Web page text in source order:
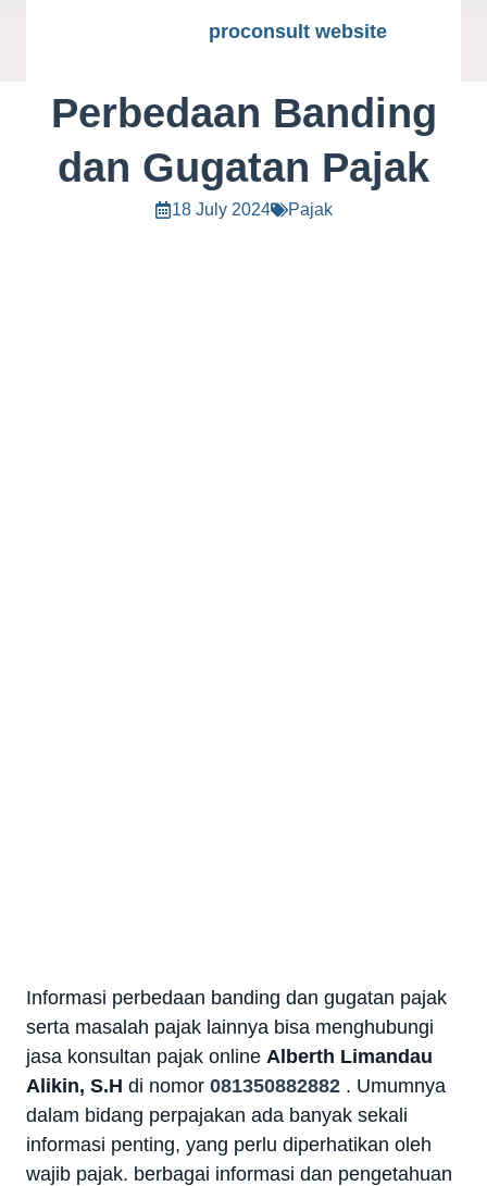
proconsult website
Perbedaan Banding
dan Gugatan Pajak
18 July 2024 Pajak
Informasi perbedaan banding dan gugatan pajak
serta masalah pajak lainnya bisa menghubungi
jasa konsultan pajak online Alberth Limandau
Alikin, S.H di nomor 081350882882 . Umumnya
dalam bidang perpajakan ada banyak sekali
informasi penting, yang perlu diperhatikan oleh
wajib pajak. berbagai informasi dan pengetahuan